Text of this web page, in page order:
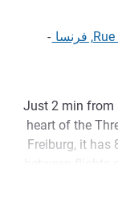
-
Just 2 min from
heart of the
Freiburg, it has
also the
arrange a